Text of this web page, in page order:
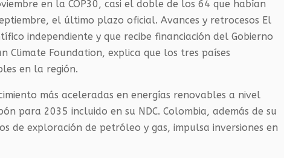
en la COP30, casi el doble de los 64 que habían
el último plazo oficial. Avances y retrocesos El
independiente y que recibe financiación del Gobierno
Climate Foundation, explica que los tres países
en la región.
más aceleradas en energías renovables a nivel
para 2035 incluido en su NDC. Colombia, además de su
de exploración de petróleo y gas, impulsa inversiones en